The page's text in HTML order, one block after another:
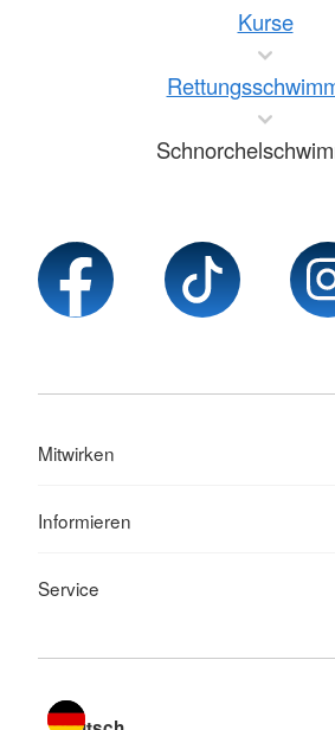
Kurse
Mitwirken
Informieren
Service
Sprache wechseln zu